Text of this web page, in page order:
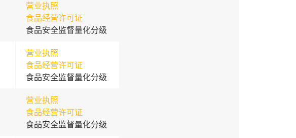
营业执照
食品经营许可证
食品安全监督量化分级
营业执照
食品经营许可证
食品安全监督量化分级
营业执照
食品经营许可证
食品安全监督量化分级